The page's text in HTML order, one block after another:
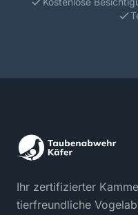
Ihr zertifizierter
tierfreundliche